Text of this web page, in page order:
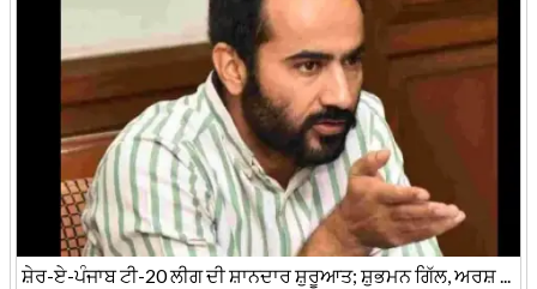
ਸ਼ੇਰ-ਏ-ਪੰਜਾਬ ਟੀ-20 ਲੀਗ ਦੀ ਸ਼ਾਨਦਾਰ ਸ਼ੁਰੂਆਤ; ਸ਼ੁਭਮਨ ਗਿੱਲ, ਅਰਸ਼ ...